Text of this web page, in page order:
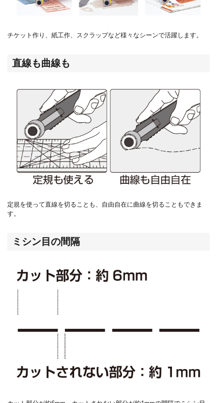
チケット作り、紙工作、スクラップなど様々なシーンで活躍します。
直線も曲線も
定規を使って直線を切ることも、自由自在に曲線を切ることもできま
す。
ミシン目の間隔